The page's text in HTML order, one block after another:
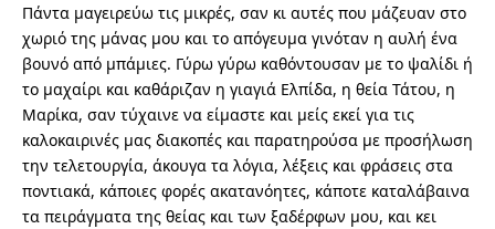
Πάντα μαγειρεύω τις μικρές, σαν κι αυτές που μάζευαν στο
χωριό της μάνας μου και το απόγευμα γινόταν η αυλή ένα
βουνό από μπάμιες. Γύρω γύρω καθόντουσαν με το ψαλίδι ή
το μαχαίρι και καθάριζαν η γιαγιά Ελπίδα, η θεία Τάτου, η
Μαρίκα, σαν τύχαινε να είμαστε και μείς εκεί για τις
καλοκαιρινές μας διακοπές και παρατηρούσα με προσήλωση
την τελετουργία, άκουγα τα λόγια, λέξεις και φράσεις στα
ποντιακά, κάποιες φορές ακατανόητες, κάποτε καταλάβαινα
τα πειράγματα της θείας και των ξαδέρφων μου, και κει